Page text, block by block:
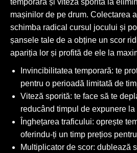
temporară și viteză sporită la
mașinilor de pe drum. Colectarea
schimba radical cursul jocului și
șansele tale de a obține un scor
apariția lor și profită de ele la
Invincibilitatea temporară: te
pentru o perioadă limitată de
Viteză sporită: te face să te
reducând timpul de expunere la
Înghețarea traficului: oprește
oferindu-ți un timp prețios
Multiplicator de scor: dublează